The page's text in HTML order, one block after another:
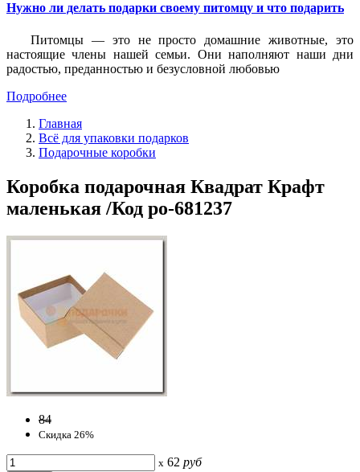
Нужно ли делать подарки своему питомцу и что подарить
Питомцы — это не просто домашние животные, это
настоящие члены нашей семьи. Они наполняют наши дни
радостью, преданностью и безусловной любовью
Подробнее
Главная
Всё для упаковки подарков
Подарочные коробки
Коробка подарочная Квадрат Крафт
маленькая /Код po-681237
84
Скидка 26%
x 62 руб